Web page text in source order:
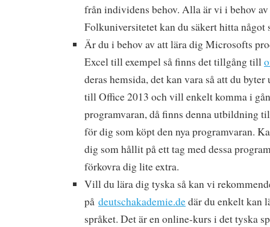
från individens behov. Alla är vi i behov
Folkuniversitetet kan du säkert hitta något
Är du i behov av att lära dig Microsofts
Excel till exempel så finns det tillgång till
deras hemsida, det kan vara så att du
till Office 2013 och vill enkelt komma i
programvaran, då finns denna utbildning
för dig som köpt den nya programvaran.
dig som hållit på ett tag med dessa
förkovra dig lite extra.
Vill du lära dig tyska så kan vi
på deutschakademie.dedär du enkelt kan
språket. Det är en online-kurs i det tyska